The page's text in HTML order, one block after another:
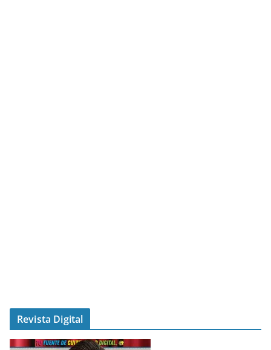
Revista Digital